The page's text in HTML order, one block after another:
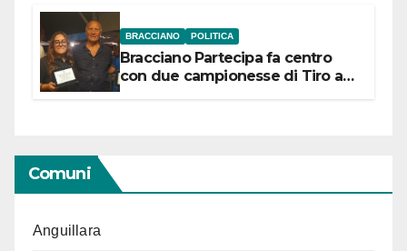
BRACCIANO POLITICA
Bracciano Partecipa fa centro
con due campionesse di Tiro a
Comuni
Anguillara